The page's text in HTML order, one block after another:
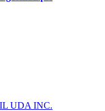
UDA INC.